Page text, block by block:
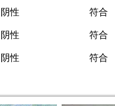
阴性 符合
阴性 符合
阴性 符合